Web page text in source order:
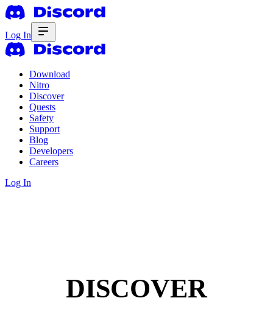
Log In
Download
Nitro
Discover
Quests
Safety
Support
Blog
Developers
Careers
Log In
DISCOVER